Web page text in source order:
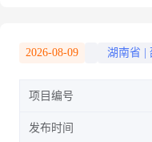
2026-08-09 湖南省
项目编号
发布时间